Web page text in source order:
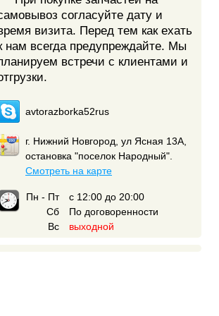
согласуйте дату и
визита. Перед тем как ехать
нам всегда предупреждайте. Мы
встречи с клиентами и
avtorazborka52rus
г. Нижний Новгород, ул Ясная 13А,
остановка "поселок Народный".
Смотреть на карте
Пн - Пт
с 12:00 до 20:00
Сб
По договоренности
Вс
выходной